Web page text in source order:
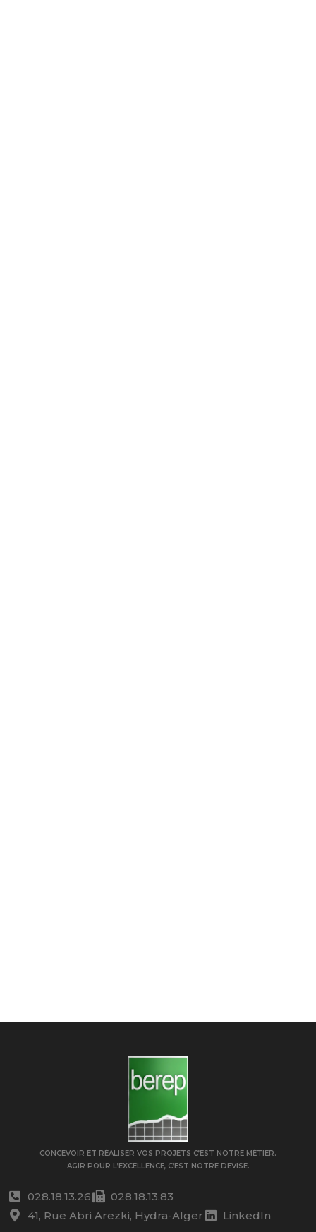
CONCEVOIR ET RÉALISER VOS PROJETS C’EST NOTRE MÉTIER.
AGIR POUR L’EXCELLENCE, C’EST NOTRE DEVISE.
028.18.13.26
028.18.13.83
41, Rue Abri Arezki, Hydra-Alger
LinkedIn